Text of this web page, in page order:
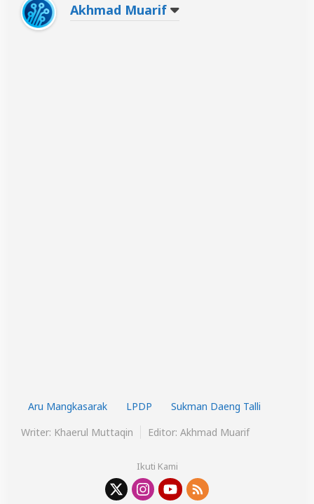
Akhmad Muarif
Aru Mangkasarak LPDP
Sukman Daeng Talli
Writer: Khaerul Muttaqin
Editor: Akhmad Muarif
Ikuti Kami